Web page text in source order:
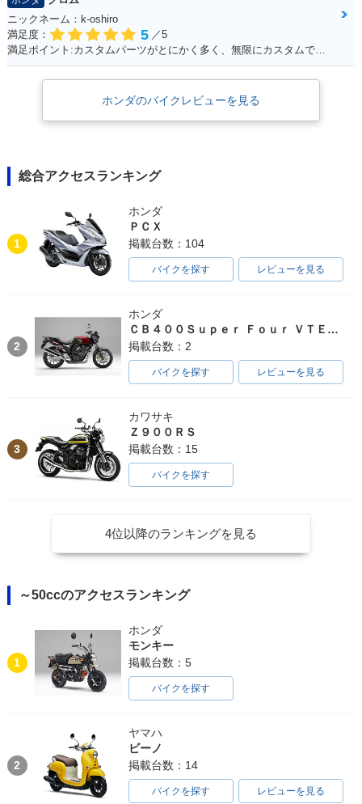
ニックネーム：k-oshiro
満足度：
5 ／5
満足ポイント:カスタムパーツがとにかく多く、無限にカスタムできる。
ホンダのバイクレビューを見る
総合アクセスランキング
1
ホンダ
ＰＣＸ
掲載台数：104
バイクを探す レビューを見る
2
ホンダ
ＣＢ４００Ｓｕｐｅｒ Ｆｏｕｒ ＶＴＥＣ ＳＰＥＣ３
掲載台数：2
バイクを探す レビューを見る
3
カワサキ
Ｚ９００ＲＳ
掲載台数：15
バイクを探す
4位以降のランキングを見る
～50ccのアクセスランキング
1
ホンダ
モンキー
掲載台数：5
バイクを探す
2
ヤマハ
ビーノ
掲載台数：14
バイクを探す レビューを見る